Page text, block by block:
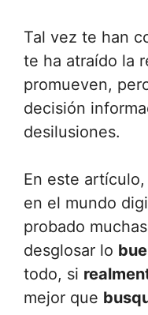
Tal vez te han
te ha atraído la
promueven,
decisión
desilusiones.
En este
en el mundo
probado
desglosar lo
todo, si
mejor que